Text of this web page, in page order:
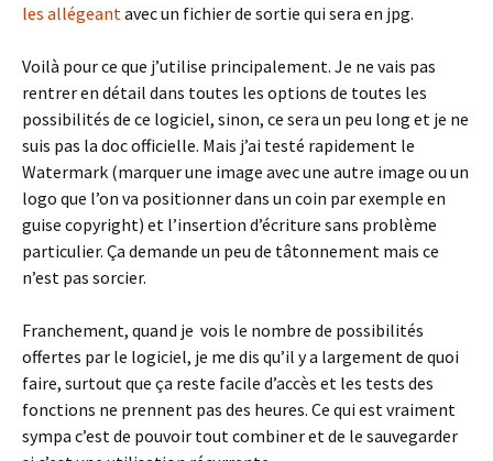
les allégeantavec un fichier de sortie qui sera en jpg.
Voilà pour ce que j’utilise principalement. Je ne vais pas
rentrer en détail dans toutes les options de toutes les
possibilités de ce logiciel, sinon, ce sera un peu long et je ne
suis pas la doc officielle. Mais j’ai testé rapidement le
Watermark (marquer une image avec une autre image ou un
logo que l’on va positionner dans un coin par exemple en
guise copyright) et l’insertion d’écriture sans problème
particulier. Ça demande un peu de tâtonnement mais ce
n’est pas sorcier.
Franchement, quand je vois le nombre de possibilités
offertes par le logiciel, je me dis qu’il y a largement de quoi
faire, surtout que ça reste facile d’accès et les tests des
fonctions ne prennent pas des heures. Ce qui est vraiment
sympa c’est de pouvoir tout combiner et de le sauvegarder